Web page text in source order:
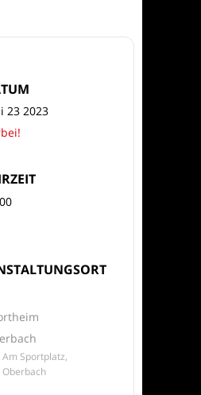
23 2023
Am Sportplatz,
Oberbach